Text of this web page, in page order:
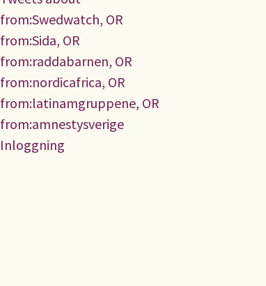
from:Swedwatch, OR
from:Sida, OR
from:raddabarnen, OR
from:nordicafrica, OR
from:latinamgruppene, OR
from:amnestysverige
Inloggning